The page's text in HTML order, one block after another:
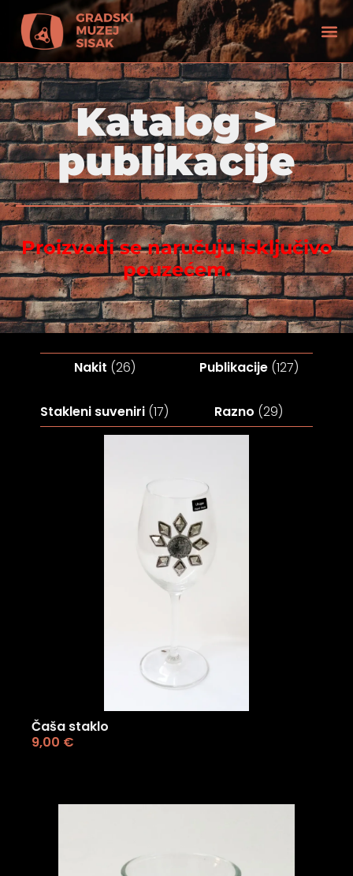
Katalog >
publikacije
Proizvodi se naručuju isključivo
pouzećem.
Nakit (26) Publikacije (127)
Stakleni suveniri (17) Razno (29)
Čaša staklo
9,00 €
vida